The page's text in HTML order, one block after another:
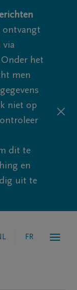
ontvangt
via
het
men
niet op
dit te
en
uit te
FR